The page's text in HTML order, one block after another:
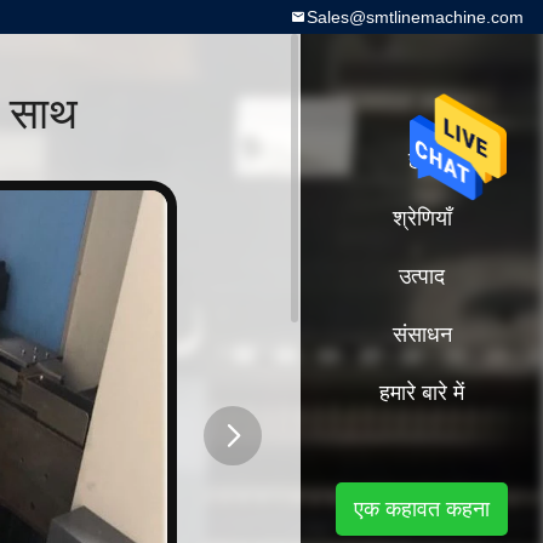
Sales@smtlinemachine.com
होम
श्रेणियाँ
उत्पाद
संसाधन
हमारे बारे में
एक कहावत कहना